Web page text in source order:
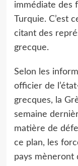
immédiate des
Turquie. C’est
citant des
grecque.
Selon les
officier de
grecques, la
semaine
matière de
ce plan, les
pays mèneront